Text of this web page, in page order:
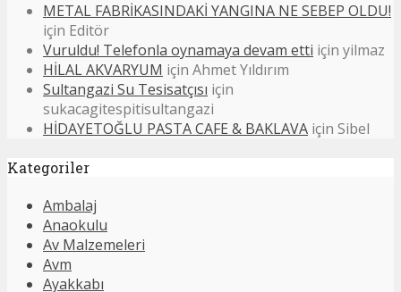
METAL FABRİKASINDAKİ YANGINA NE SEBEP OLDU!
için Editör
Vuruldu! Telefonla oynamaya devam etti için yilmaz
HİLAL AKVARYUM için Ahmet Yıldırım
Sultangazi Su Tesisatçısı için
sukacagitespitisultangazi
HİDAYETOĞLU PASTA CAFE & BAKLAVA için Sibel
Kategoriler
Ambalaj
Anaokulu
Av Malzemeleri
Avm
Ayakkabı